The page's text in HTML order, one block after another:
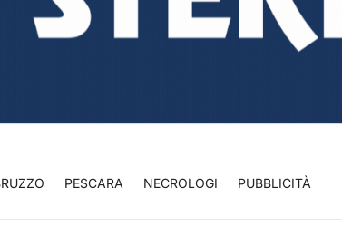
PESCARA NECROLOGI PUBBLICITÀ